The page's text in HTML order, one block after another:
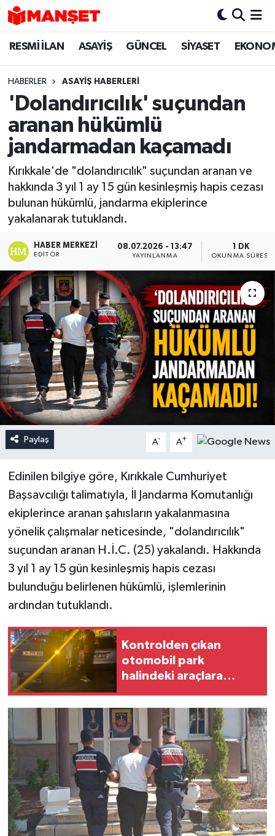
RESMİ İLAN ASAYİŞ GÜNCEL SİYASET
HABERLER ASAYİŞ HABERLERİ
'Dolandırıcılık' suçundan
aranan hükümlü
jandarmadan kaçamadı
Kırıkkale'de "dolandırıcılık" suçundan aranan ve
hakkında 3 yıl 1 ay 15 gün kesinleşmiş hapis cezası
bulunan hükümlü, jandarma ekiplerince
yakalanarak tutuklandı.
HABER MERKEZI
EDITÖR
08.07.2026 - 13:47
YAYINLANMA
1 DK
OKUNMA SÜRESI
Paylaş A- A+
Edinilen bilgiye göre, Kırıkkale Cumhuriyet
Başsavcılığı talimatıyla, İl Jandarma Komutanlığı
ekiplerince aranan şahısların yakalanmasına
yönelik çalışmalar neticesinde, "dolandırıcılık"
suçundan aranan H.İ.C. (25) yakalandı. Hakkında
3 yıl 1 ay 15 gün kesinleşmiş hapis cezası
bulunduğu belirlenen hükümlü, işlemlerinin
ardından tutuklandı.
Kontrolden çıkan
otomobil park
halindeki araçlara
oluştu
Hava Durumu
Trafik Durumu
Süper Lig Puan Durumu ve Fikstür
Tüm Manşetler
Son Dakika Haberleri
Haber Arşivi